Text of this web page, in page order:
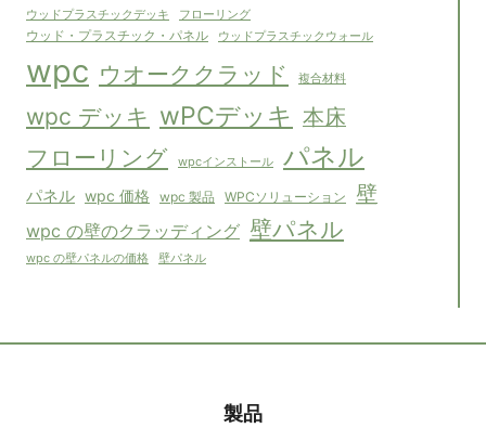
ウッドプラスチックデッキ フローリング
ウッド・プラスチック・パネル ウッドプラスチックウォール
wpc ウオーククラッド 複合材料
wpc デッキ wPCデッキ 本床
フローリング wpcインストール パネル
パネル wpc 価格 wpc 製品 WPCソリューション 壁
wpc の壁のクラッディング 壁パネル
wpc の壁パネルの価格 壁パネル
製品